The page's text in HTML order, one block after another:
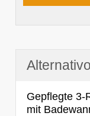
Gepflegte 3-
mit